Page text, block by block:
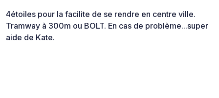
4étoiles pour la facilite de se rendre en centre ville.
Tramway à 300m ou BOLT. En cas de problème...super
aide de Kate.